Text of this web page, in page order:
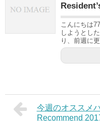
こんにちは
しようとし
り、前週に
今週のオススメ
Recommend